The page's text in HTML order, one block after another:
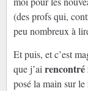
(des profs qui,
peu nombreux à
Et puis, et c’est
que j’airencontré
posé la main sur